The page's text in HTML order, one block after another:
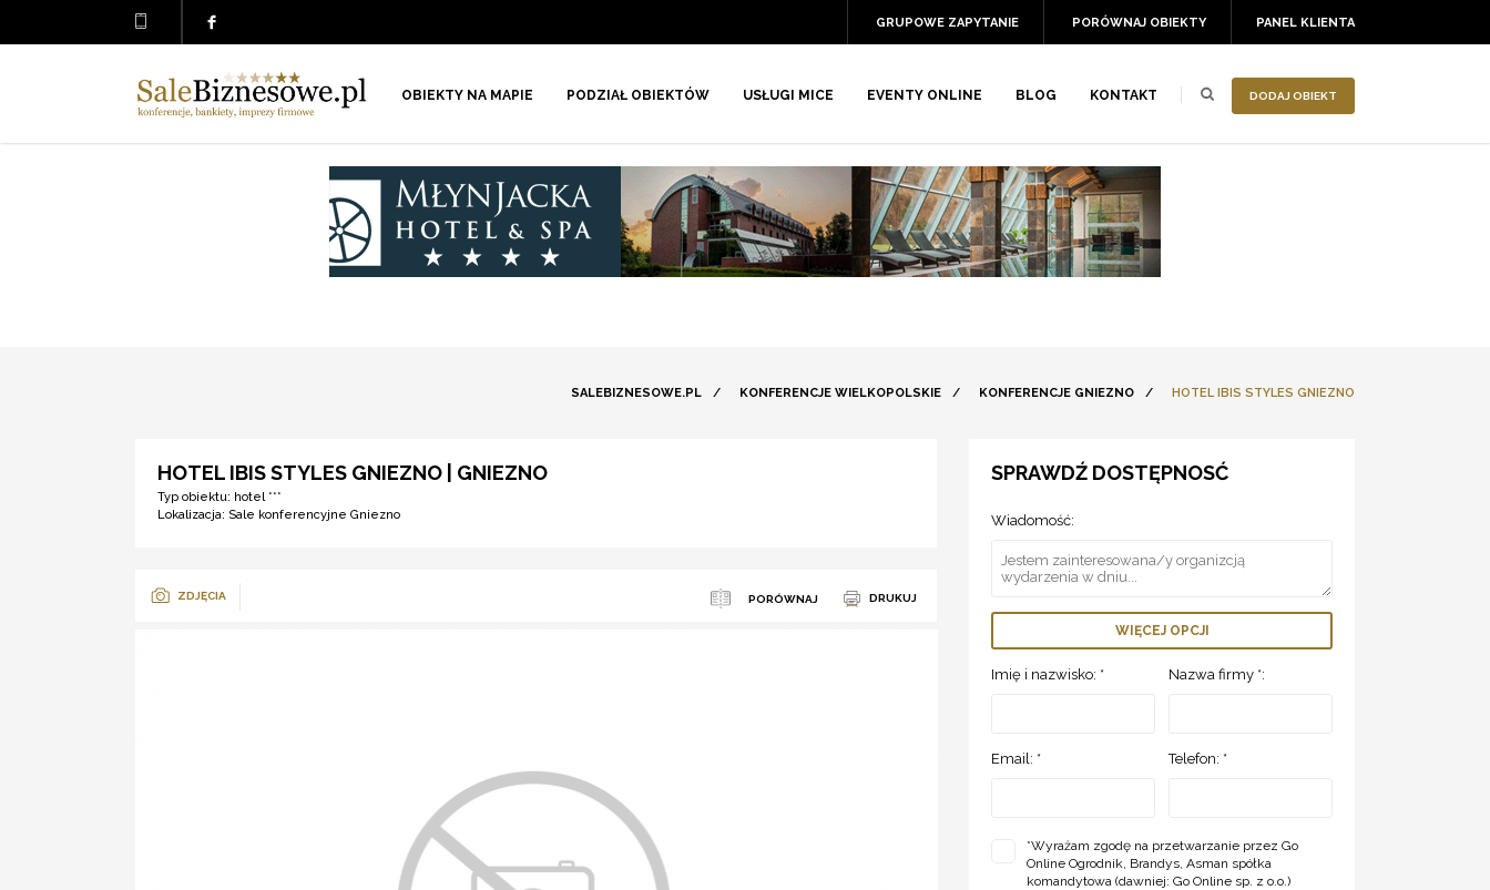
PANEL KLIENTA
PORÓWNAJ OBIEKTY
GRUPOWE ZAPYTANIE
DODAJ OBIEKT
OBIEKTY NA MAPIE PODZIAŁ OBIEKTÓW USŁUGI MICE EVENTY ONLINE BLOG KONTAKT
SALEBIZNESOWE.PL / KONFERENCJE WIELKOPOLSKIE / KONFERENCJE GNIEZNO / HOTEL IBIS STYLES GNIEZNO
HOTEL IBIS STYLES GNIEZNO | GNIEZNO
Typ obiektu: hotel ***
Lokalizacja: Sale konferencyjne Gniezno
ZDJĘCIA PORÓWNAJ DRUKUJ
SPRAWDŹ DOSTĘPNOSĆ
Wiadomość:
WIĘCEJ OPCJI
Imię i nazwisko: * Nazwa firmy *:
Email: * Telefon: *
*Wyrażam zgodę na przetwarzanie przez Go
Online Ogrodnik, Brandys, Asman spółka
komandytowa (dawniej: Go Online sp. z o.o.)